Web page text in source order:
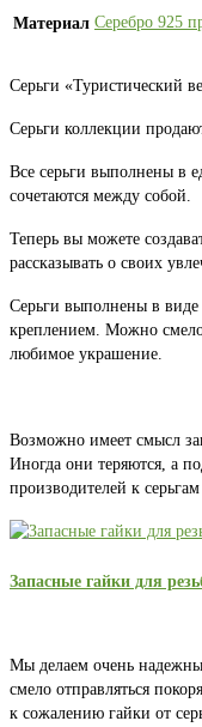
Материал Серебро 925
Серьги «Туристический
Серьги коллекции
Все серьги выполнены в
сочетаются между собой.
Теперь вы можете
рассказывать о своих
Серьги выполнены в
креплением. Можно смело
любимое украшение.
Возможно имеет смысл
Иногда они теряются, а
производителей к
Запасные гайки для
Мы делаем очень
смело отправляться
к сожалению гайки от